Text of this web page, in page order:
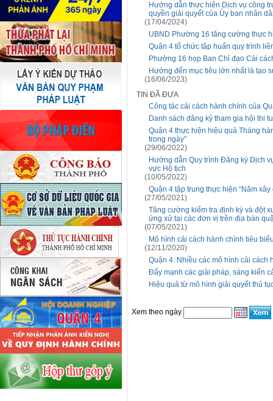
Hướng dẫn thực hiện Dịch vụ công
quyền giải quyết của Ủy ban nhân
(17/04/2024)
UBND Phường 16 tăng cường thực
Quận 4 tổ chức tập huấn quy trình
Phường 16 họp Ban Chỉ đạo Cải
Hướng đến mục tiêu lớn nhất là tạo
(16/06/2023)
TIN ĐÃ ĐƯA
Công tác cải cách hành chính của
Danh sách đăng ký tham gia hội thi
Quận 4 thực hiện hiệu quả Tháng
trong ngày”
(29/06/2022)
Hướng dẫn Quy trình Đăng ký Dịch
vực Hộ tịch
(10/05/2022)
Quận 4 tập trung thực hiện “Năm
(27/05/2021)
Tăng cường kiểm tra định kỳ và đột
ứng xử tại các đơn vị trên địa bàn
(07/05/2021)
Mô hình cải cách hành chính tiêu
(12/11/2020)
Quận 4: Nhiều các mô hình cải cách
Đẩy mạnh các giải pháp, sáng kiến
Hiệu quả từ mô hình giải quyết thủ
Xem theo ngày